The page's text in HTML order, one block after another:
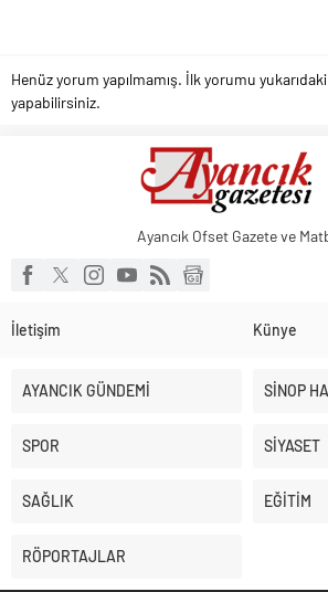
Henüz yorum yapılmamış. İlk yorumu yukarıdaki
yapabilirsiniz.
Ayancık Ofset Gazete ve
İletişim Künye
AYANCIK GÜNDEMİ SİNOP
SPOR SİYASET
SAĞLIK EĞİTİM
RÖPORTAJLAR